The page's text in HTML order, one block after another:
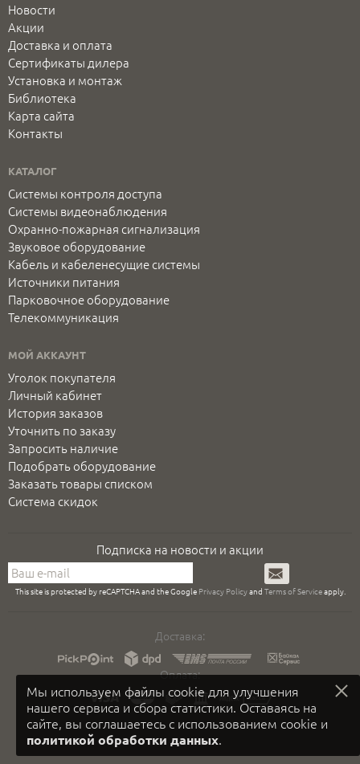
Мы используем файлы cookie для улучшения
нашего сервиса и сбора статистики. Оставаясь на
сайте, вы соглашаетесь с использованием cookie и
политикой обработки данных.
Новости
Акции
Доставка и оплата
Сертификаты дилера
Установка и монтаж
Библиотека
Карта сайта
Контакты
КАТАЛОГ
Системы контроля доступа
Системы видеонаблюдения
Охранно-пожарная сигнализация
Звуковое оборудование
Кабель и кабеленесущие системы
Источники питания
Парковочное оборудование
Телекоммуникация
МОЙ АККАУНТ
Уголок покупателя
Личный кабинет
История заказов
Уточнить по заказу
Запросить наличие
Подобрать оборудование
Заказать товары списком
Система скидок
Подписка на новости и акции
Подписаться
This site is protected by reCAPTCHA and the Google Privacy Policyand Terms of Serviceapply.
Доставка:
Оплата: